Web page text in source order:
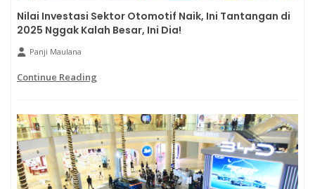
Nilai Investasi Sektor Otomotif Naik, Ini Tantangan di
2025 Nggak Kalah Besar, Ini Dia!
Panji Maulana
Continue Reading